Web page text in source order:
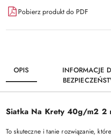
Pobierz produkt do PDF
OPIS
INFORMACJE
Siatka Na Krety 40g/m2 2
To skuteczne i tanie rozwiązanie,